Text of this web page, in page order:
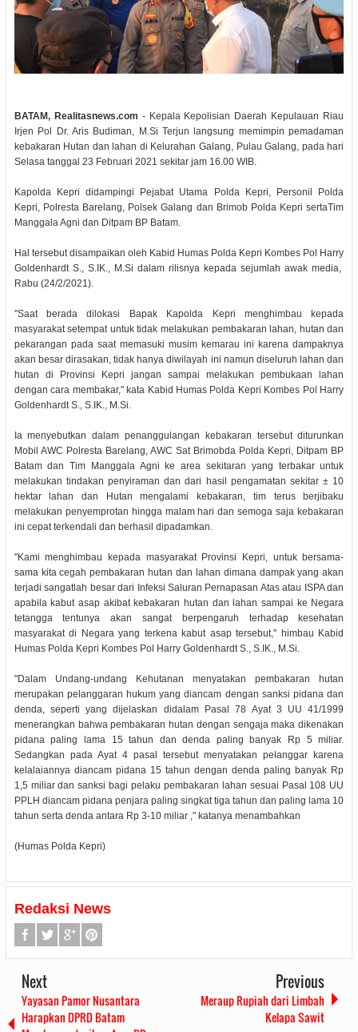
BATAM, Realitasnews.com - Kepala Kepolisian Daerah Kepulauan Riau
Irjen Pol Dr. Aris Budiman, M.Si Terjun langsung memimpin pemadaman
kebakaran Hutan dan lahan di Kelurahan Galang, Pulau Galang, pada hari
Selasa tanggal 23 Februari 2021 sekitar jam 16.00 WIB.
Kapolda Kepri didampingi Pejabat Utama Polda Kepri, Personil Polda
Kepri, Polresta Barelang, Polsek Galang dan Brimob Polda Kepri sertaTim
Manggala Agni dan Ditpam BP Batam.
Hal tersebut disampaikan oleh Kabid Humas Polda Kepri Kombes Pol Harry
Goldenhardt S., S.IK., M.Si dalam rilisnya kepada sejumlah awak media,
Rabu (24/2/2021).
"Saat berada dilokasi Bapak Kapolda Kepri menghimbau kepada
masyarakat setempat untuk tidak melakukan pembakaran lahan, hutan dan
pekarangan pada saat memasuki musim kemarau ini karena dampaknya
akan besar dirasakan, tidak hanya diwilayah ini namun diseluruh lahan dan
hutan di Provinsi Kepri jangan sampai melakukan pembukaan lahan
dengan cara membakar," kata Kabid Humas Polda Kepri Kombes Pol Harry
Goldenhardt S., S.IK., M.Si.
Ia menyebutkan dalam penanggulangan kebakaran tersebut diturunkan
Mobil AWC Polresta Barelang, AWC Sat Brimobda Polda Kepri, Ditpam BP
Batam dan Tim Manggala Agni ke area sekitaran yang terbakar untuk
melakukan tindakan penyiraman dan dari hasil pengamatan sekitar ± 10
hektar lahan dan Hutan mengalami kebakaran, tim terus berjibaku
melakukan penyemprotan hingga malam hari dan semoga saja kebakaran
ini cepat terkendali dan berhasil dipadamkan.
"Kami menghimbau kepada masyarakat Provinsi Kepri, untuk bersama-
sama kita cegah pembakaran hutan dan lahan dimana dampak yang akan
terjadi sangatlah besar dari Infeksi Saluran Pernapasan Atas atau ISPA dan
apabila kabut asap akibat kebakaran hutan dan lahan sampai ke Negara
tetangga tentunya akan sangat berpengaruh terhadap kesehatan
masyarakat di Negara yang terkena kabut asap tersebut," himbau Kabid
Humas Polda Kepri Kombes Pol Harry Goldenhardt S., S.IK., M.Si.
"Dalam Undang-undang Kehutanan menyatakan pembakaran hutan
merupakan pelanggaran hukum yang diancam dengan sanksi pidana dan
denda, seperti yang dijelaskan didalam Pasal 78 Ayat 3 UU 41/1999
menerangkan bahwa pembakaran hutan dengan sengaja maka dikenakan
pidana paling lama 15 tahun dan denda paling banyak Rp 5 miliar.
Sedangkan pada Ayat 4 pasal tersebut menyatakan pelanggar karena
kelalaiannya diancam pidana 15 tahun dengan denda paling banyak Rp
1,5 miliar dan sanksi bagi pelaku pembakaran lahan sesuai Pasal 108 UU
PPLH diancam pidana penjara paling singkat tiga tahun dan paling lama 10
tahun serta denda antara Rp 3-10 miliar ," katanya menambahkan
(Humas Polda Kepri)
Redaksi News
Next
Yayasan Pamor Nusantara
Harapkan DPRD Batam
Previous
Meraup Rupiah dari Limbah
Kelapa Sawit